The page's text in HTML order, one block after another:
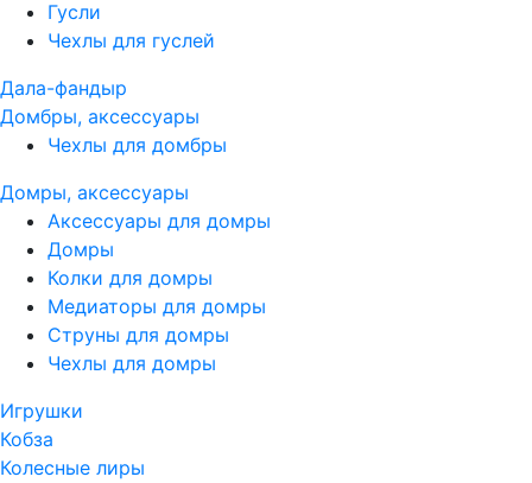
Гусли
Чехлы для гуслей
Дала-фандыр
Домбры, аксессуары
Чехлы для домбры
Домры, аксессуары
Аксессуары для домры
Домры
Колки для домры
Медиаторы для домры
Струны для домры
Чехлы для домры
Игрушки
Кобза
Колесные лиры